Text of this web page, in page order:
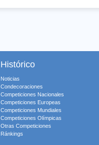
Histórico
Noticias
Condecoraciones
Competiciones Nacionales
Competiciones Europeas
Competiciones Mundiales
Competiciones Olímpicas
Otras Competiciones
Ránkings